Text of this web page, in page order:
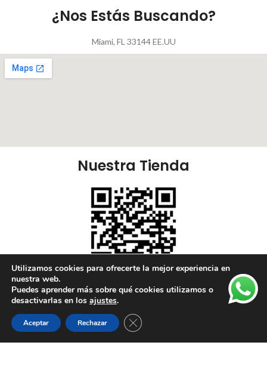
¿Nos Estás Buscando?
Miami, FL 33144 EE.UU
Nuestra Tienda
Nuestras Redes:
de deseos
CarritoMi cuenta
Utilizamos cookies para ofrecerte la mejor experiencia en
nuestra web.
Puedes aprender más sobre qué cookies utilizamos o
desactivarlas en los ajustes.
Aceptar Rechazar Cerrar el banner de cookies RGPD